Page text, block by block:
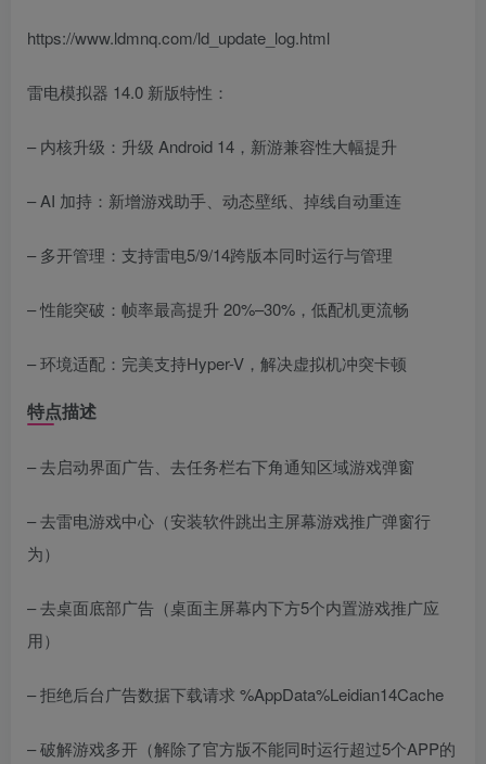
https://www.ldmnq.com/ld_update_log.html
雷电模拟器 14.0 新版特性：
– 内核升级：升级 Android 14，新游兼容性大幅提升
– AI 加持：新增游戏助手、动态壁纸、掉线自动重连
– 多开管理：支持雷电5/9/14跨版本同时运行与管理
– 性能突破：帧率最高提升 20%–30%，低配机更流畅
– 环境适配：完美支持Hyper-V，解决虚拟机冲突卡顿
特点描述
– 去启动界面广告、去任务栏右下角通知区域游戏弹窗
– 去雷电游戏中心（安装软件跳出主屏幕游戏推广弹窗行
为）
– 去桌面底部广告（桌面主屏幕内下方5个内置游戏推广应
用）
– 拒绝后台广告数据下载请求 %AppData%Leidian14Cache
– 破解游戏多开（解除了官方版不能同时运行超过5个APP的